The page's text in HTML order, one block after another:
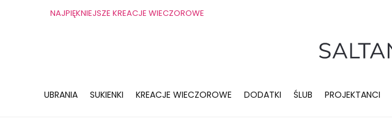
NAJPIĘKNIEJSZE KREACJE WIECZOROWE
UBRANIA SUKIENKI KREACJE WIECZOROWE DODATKI ŚLUB PROJEKTANCI